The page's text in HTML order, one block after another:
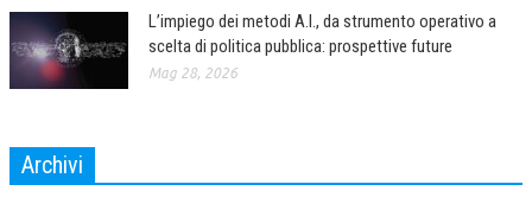
L’impiego dei metodi A.I., da strumento operativo a
scelta di politica pubblica: prospettive future
Mag 28, 2026
Archivi